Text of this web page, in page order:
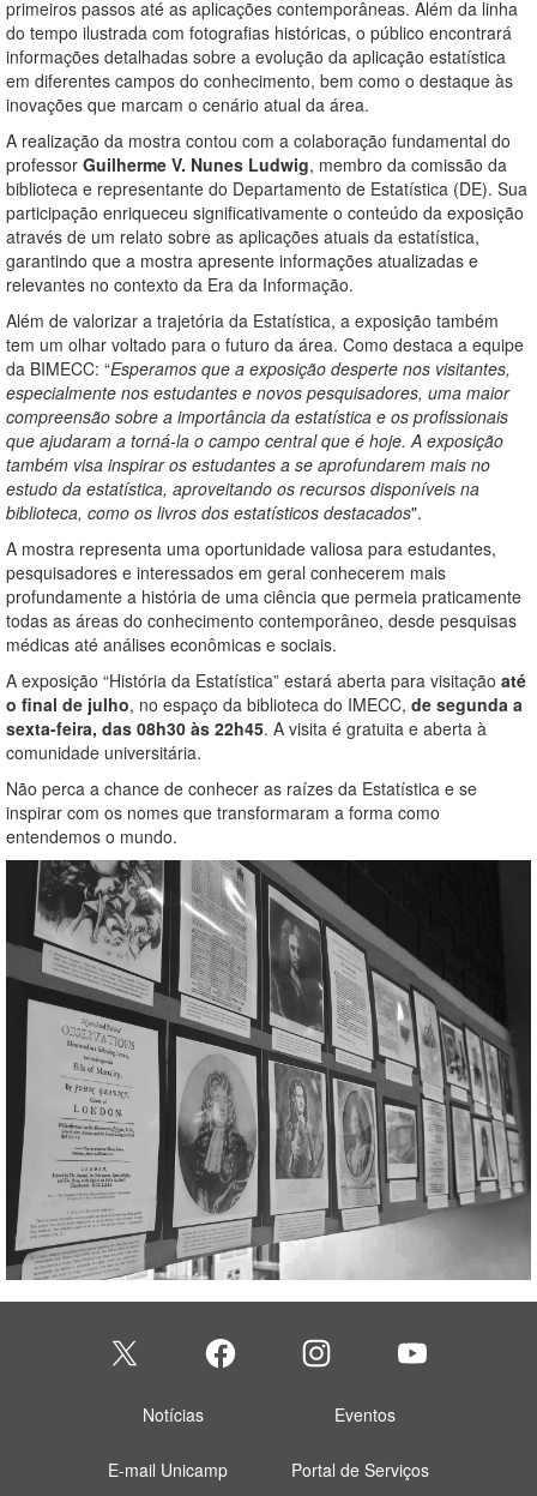
primeiros passos até as aplicações contemporâneas. Além da linha
do tempo ilustrada com fotografias históricas, o público encontrará
informações detalhadas sobre a evolução da aplicação estatística
em diferentes campos do conhecimento, bem como o destaque às
inovações que marcam o cenário atual da área.
A realização da mostra contou com a colaboração fundamental do
professor Guilherme V. Nunes Ludwig, membro da comissão da
biblioteca e representante do Departamento de Estatística (DE). Sua
participação enriqueceu significativamente o conteúdo da exposição
através de um relato sobre as aplicações atuais da estatística,
garantindo que a mostra apresente informações atualizadas e
relevantes no contexto da Era da Informação.
Além de valorizar a trajetória da Estatística, a exposição também
tem um olhar voltado para o futuro da área. Como destaca a equipe
da BIMECC: “Esperamos que a exposição desperte nos visitantes,
especialmente nos estudantes e novos pesquisadores, uma maior
compreensão sobre a importância da estatística e os profissionais
que ajudaram a torná-la o campo central que é hoje. A exposição
também visa inspirar os estudantes a se aprofundarem mais no
estudo da estatística, aproveitando os recursos disponíveis na
biblioteca, como os livros dos estatísticos destacados".
A mostra representa uma oportunidade valiosa para estudantes,
pesquisadores e interessados em geral conhecerem mais
profundamente a história de uma ciência que permeia praticamente
todas as áreas do conhecimento contemporâneo, desde pesquisas
médicas até análises econômicas e sociais.
A exposição “História da Estatística” estará aberta para visitação até
o final de julho, no espaço da biblioteca do IMECC, de segunda a
sexta-feira, das 08h30 às 22h45. A visita é gratuita e aberta à
comunidade universitária.
Não perca a chance de conhecer as raízes da Estatística e se
inspirar com os nomes que transformaram a forma como
entendemos o mundo.
Notícias Eventos
E-mail Unicamp Portal de Serviços